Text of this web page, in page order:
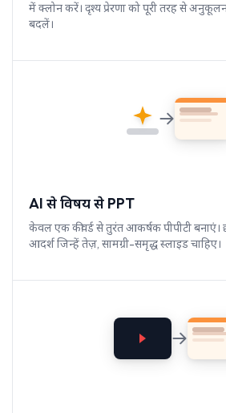
में क्लोन करें। दृश्य प्रेरणा को पूरी तरह से अनुकूलन
बदलें।
AI से विषय से PPT
केवल एक कीवर्ड से तुरंत आकर्षक पीपीटी बनाएं।
आदर्श जिन्हें तेज़, सामग्री-समृद्ध स्लाइड चाहिए।